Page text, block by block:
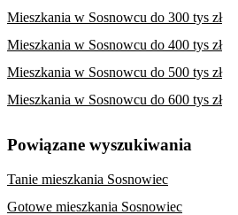
Mieszkania w Sosnowcu do 300 tys zł
Mieszkania w Sosnowcu do 400 tys zł
Mieszkania w Sosnowcu do 500 tys zł
Mieszkania w Sosnowcu do 600 tys zł
Powiązane wyszukiwania
Tanie mieszkania Sosnowiec
Gotowe mieszkania Sosnowiec